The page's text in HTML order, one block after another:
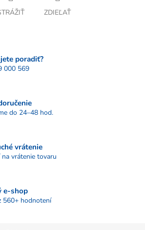
ZDIEĽAŤ
poradiť?
000 569
do 24–48 hod.
vrátenie
vrátenie tovaru
e-shop
560+ hodnotení